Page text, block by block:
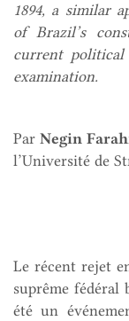
1894, a similar
of Brazil’s
current political
examination.
Par Negin
l’Université de
Le récent rejet
suprême fédéral
été un